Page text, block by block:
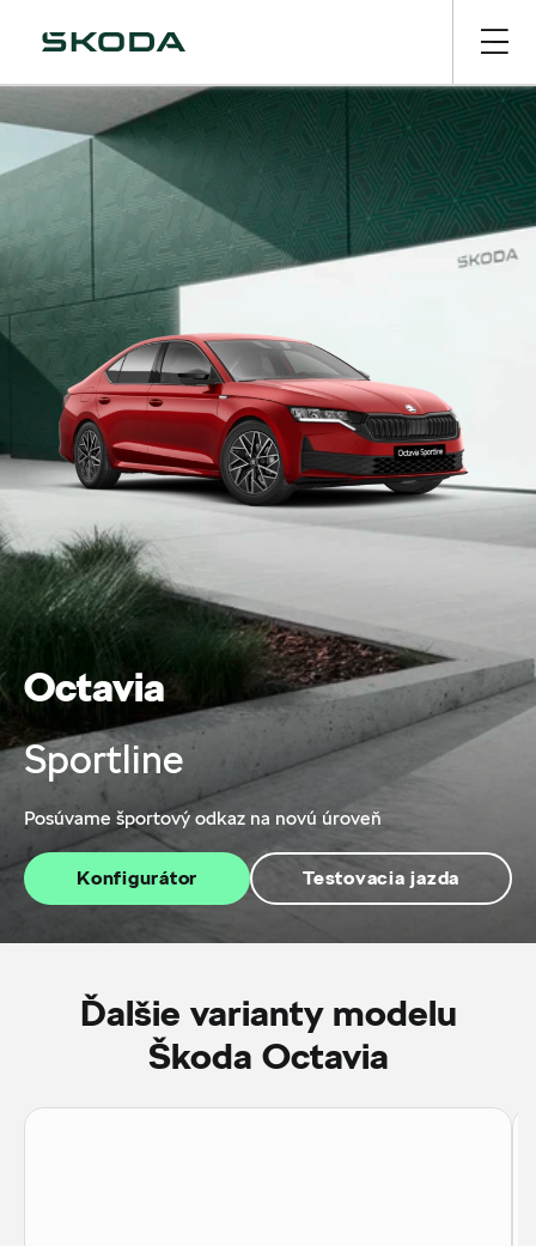
Octavia
Sportline
Posúvame športový odkaz na novú úroveň
Konfigurátor Testovacia jazda
Ďalšie varianty modelu
Škoda Octavia